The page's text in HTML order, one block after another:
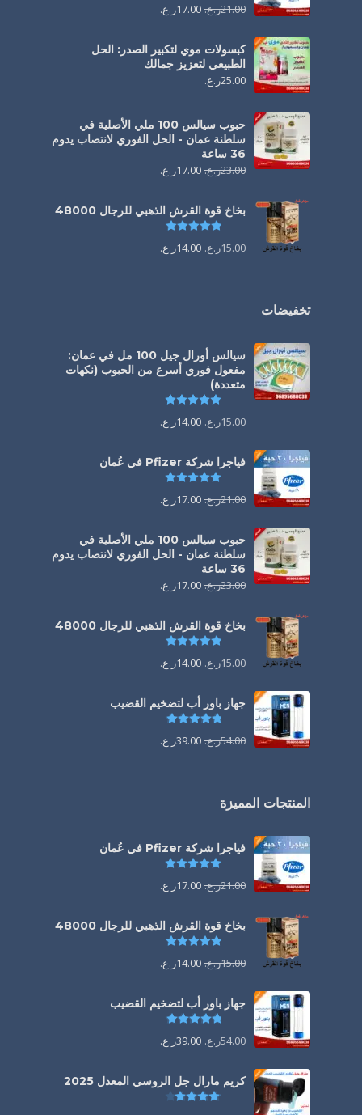
21.00ر.ع. 17.00ر.ع.
كبسولات موي لتكبير الصدر: الحل
الطبيعي لتعزيز جمالك
25.00ر.ع.
حبوب سيالس 100 ملي الأصلية في
سلطنة عمان - الحل الفوري لانتصاب يدوم
36 ساعة
23.00ر.ع. 17.00ر.ع.
بخاخ قوة القرش الذهبي للرجال 48000
تم التقييم
15.00ر.ع. 14.00ر.ع.
تخفيضات
سيالس أورال جيل 100 مل في عمان:
مفعول فوري أسرع من الحبوب (نكهات
متعددة)
15.00ر.ع. 14.00ر.ع.
فياجرا شركة Pfizer في عُمان
21.00ر.ع. 17.00ر.ع.
حبوب سيالس 100 ملي الأصلية في
سلطنة عمان - الحل الفوري لانتصاب يدوم
36 ساعة
23.00ر.ع. 17.00ر.ع.
بخاخ قوة القرش الذهبي للرجال 48000
تم التقييم
15.00ر.ع. 14.00ر.ع.
جهاز باور أب لتضخيم القضيب
تم التقييم
54.00ر.ع. 39.00ر.ع.
المنتجات المميزة
فياجرا شركة Pfizer في عُمان
21.00ر.ع. 17.00ر.ع.
بخاخ قوة القرش الذهبي للرجال 48000
تم التقييم
15.00ر.ع. 14.00ر.ع.
جهاز باور أب لتضخيم القضيب
تم التقييم
54.00ر.ع. 39.00ر.ع.
كريم مارال جل الروسي المعدل 2025
تم التقييم